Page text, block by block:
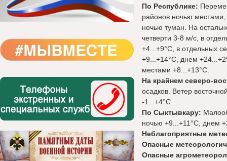
По Республике:
районов ночью
ночью туман. На
четверти 3-8 м/с, в
+4...+9°С, в отдельных
+9...+14°С, днем
местами +8...+13°С.
На крайнем северо-
осадков. Ветер
-1...+4°С.
По Сыктывкару:
ночью +9...+11°С, днем
Неблагоприятные
Опасные
Опасные